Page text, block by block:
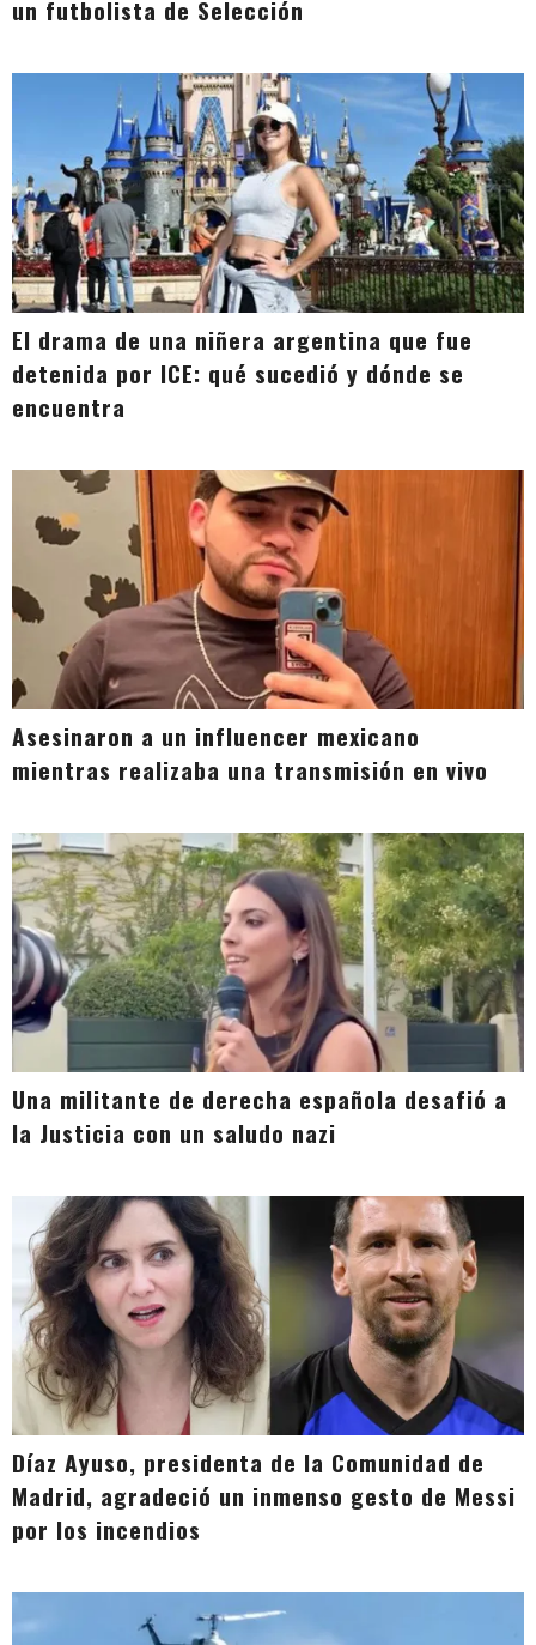
un futbolista de Selección
El drama de una niñera argentina que fue
detenida por ICE: qué sucedió y dónde se
encuentra
Asesinaron a un influencer mexicano
mientras realizaba una transmisión en vivo
Una militante de derecha española desafió a
la Justicia con un saludo nazi
Díaz Ayuso, presidenta de la Comunidad de
Madrid, agradeció un inmenso gesto de Messi
por los incendios